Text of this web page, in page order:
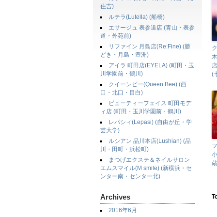
住吉)
ルテラ(Lutella) (船橋)
エサージュ 表参道店 (青山・表参
道・外苑前)
リファイン 月島店(Re:Fine) (勝
どき・月島・豊洲)
アイラ 町田店(EYELA) (町田・玉
川学園前・鶴川)
クイーンビー(Queen Bee) (西
口・北口・目白)
ビューティーフェイス 町田モデ
ィ店 (町田・玉川学園前・鶴川)
レパシィ(Lepasi) (自由が丘・学
芸大学)
ルシアン 品川本店(Lushian) (品
川・田町・浜松町)
まつげエクステ＆ネイルサロン
エムスマイル(M smile) (新横浜・セ
ンター南・センター北)
Archives
2016年6月
(